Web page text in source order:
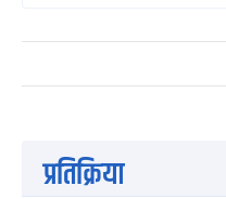
प्रतिक्रिया